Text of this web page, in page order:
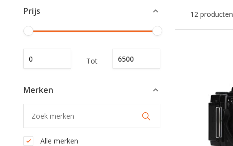
Prijs
Tot
Merken
Alle merken
12 producten